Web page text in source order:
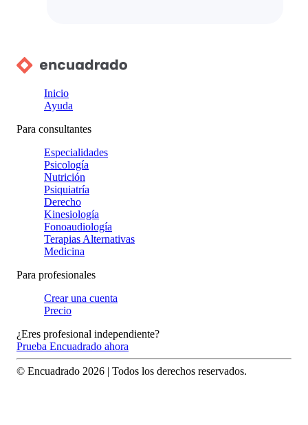
Inicio
Ayuda
Para consultantes
Especialidades
Psicología
Nutrición
Psiquiatría
Derecho
Kinesiología
Fonoaudiología
Terapias Alternativas
Medicina
Para profesionales
Crear una cuenta
Precio
¿Eres profesional independiente?
Prueba Encuadrado ahora
© Encuadrado 2026 | Todos los derechos reservados.